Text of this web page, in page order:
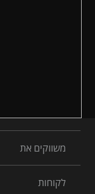
משווקים את
לקוחות